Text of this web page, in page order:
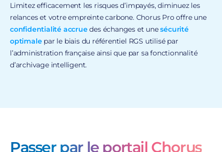
Limitez efficacement les risques d’impayés, diminuez les
relances et votre empreinte carbone. Chorus Pro offre une
confidentialité accruedes échanges et unesécurité
optimalepar le biais du référentiel RGS utilisé par
l’administration française ainsi que par sa fonctionnalité
d’archivage intelligent.
Passer par le portail Chorus